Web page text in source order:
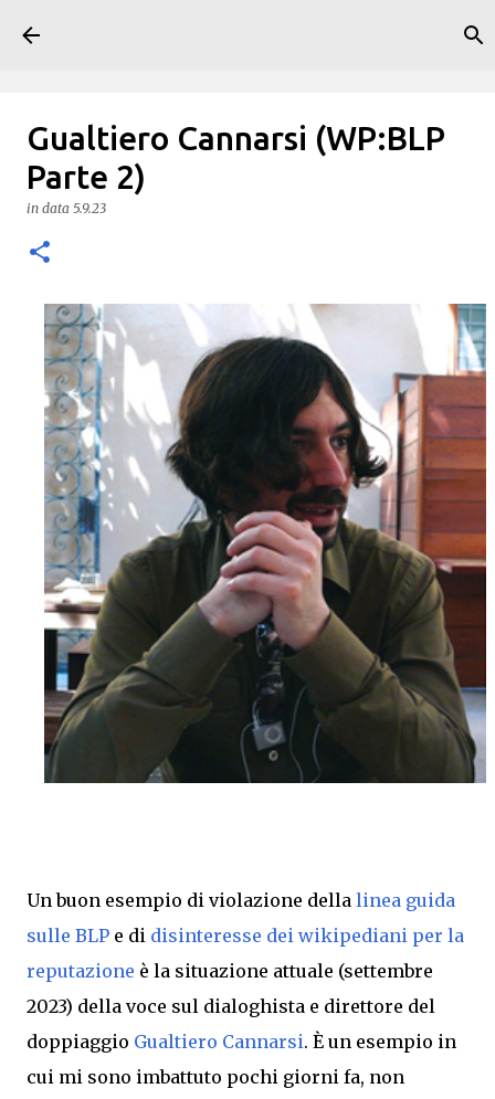
Gualtiero Cannarsi (WP:BLP
Parte 2)
in data 5.9.23
Un buon esempio di violazione della linea guida
sulle BLP e di disinteresse dei wikipediani per la
reputazione è la situazione attuale (settembre
2023) della voce sul dialoghista e direttore del
doppiaggio Gualtiero Cannarsi. È un esempio in
cui mi sono imbattuto pochi giorni fa, non